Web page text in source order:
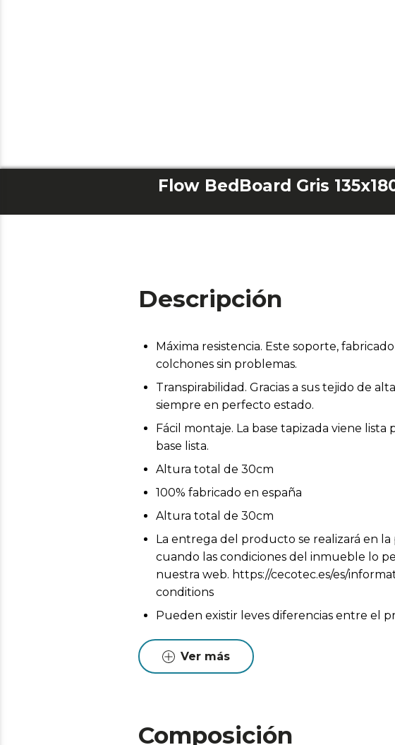
Flow BedBoard Gris
Descripción
Máxima resistencia. Este soporte,
colchones sin problemas.
Transpirabilidad. Gracias a sus tejido de
siempre en perfecto estado.
Fácil montaje. La base tapizada viene
base lista.
Altura total de 30cm
100% fabricado en españa
Altura total de 30cm
La entrega del producto se realizará en
cuando las condiciones del inmueble lo
nuestra web. https://cecotec.es/es/
conditions
Pueden existir leves diferencias entre el
Ver más
Composición